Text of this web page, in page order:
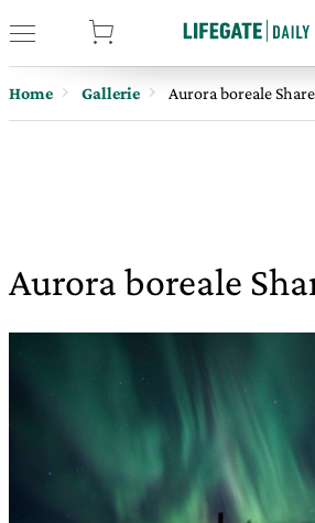
Home Gallerie Aurora boreale
Aurora boreale